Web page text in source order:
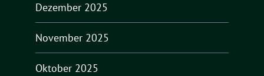
Dezember 2025
November 2025
Oktober 2025